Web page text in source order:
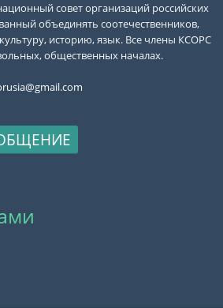
совет организаций российских
объединять соотечественников,
историю, язык. Все члены КСОРС
общественных началах.